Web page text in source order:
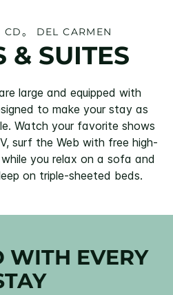
CD。 DEL CARMEN
& SUITES
large and equipped with
to make your stay as
Watch your favorite shows
surf the Web with free high-
you relax on a sofa and
on triple-sheeted beds.
WITH EVERY